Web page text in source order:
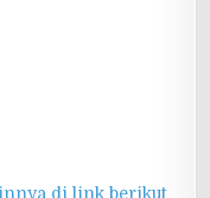
di link berikut